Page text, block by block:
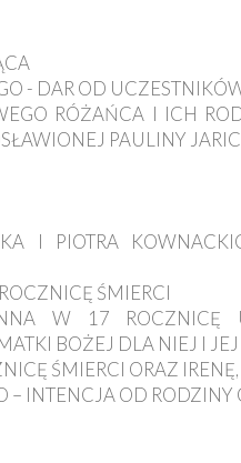
- DAR OD
RÓŻAŃCA I ICH
PAULINY
I PIOTRA
ŚMIERCI
W 17 ROCZNICĘ
BOŻEJ DLA NIEJ I
ŚMIERCI ORAZ
– INTENCJA OD